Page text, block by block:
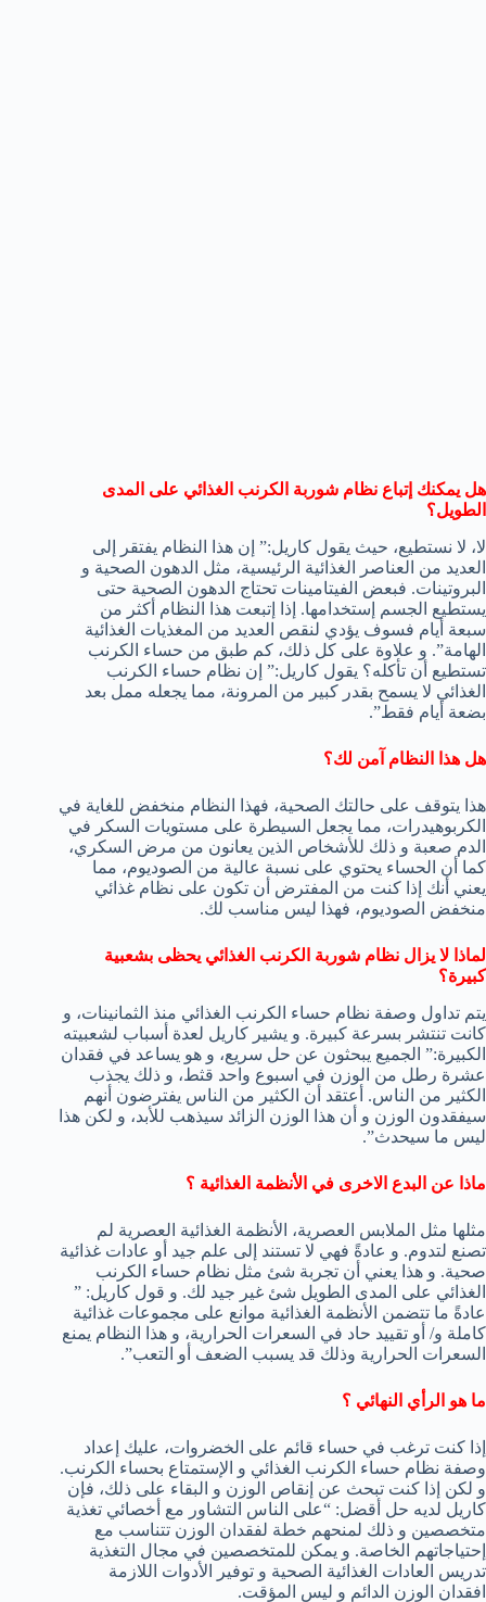
هل يمكنك إتباع نظام شوربة الكرنب الغذائي على المدى
الطويل؟
لا، لا نستطيع، حيث يقول كاريل:” إن هذا النظام يفتقر إلى
العديد من العناصر الغذائية الرئيسية، مثل الدهون الصحية و
البروتينات. فبعض الفيتامينات تحتاج الدهون الصحية حتى
يستطيع الجسم إستخدامها. إذا إتبعت هذا النظام أكثر من
سبعة أيام فسوف يؤدي لنقص العديد من المغذيات الغذائية
الهامة”. و علاوة على كل ذلك، كم طبق من حساء الكرنب
تستطيع أن تأكله؟ يقول كاريل:” إن نظام حساء الكرنب
الغذائي لا يسمح بقدر كبير من المرونة، مما يجعله ممل بعد
بضعة أيام فقط”.
هل هذا النظام آمن لك؟
هذا يتوقف على حالتك الصحية، فهذا النظام منخفض للغاية في
الكربوهيدرات، مما يجعل السيطرة على مستويات السكر في
الدم صعبة و ذلك للأشخاص الذين يعانون من مرض السكري،
كما أن الحساء يحتوي على نسبة عالية من الصوديوم، مما
يعني أنك إذا كنت من المفترض أن تكون على نظام غذائي
منخفض الصوديوم، فهذا ليس مناسب لك.
لماذا لا يزال نظام شوربة الكرنب الغذائي يحظى بشعبية
كبيرة؟
يتم تداول وصفة نظام حساء الكرنب الغذائي منذ الثمانينات، و
كانت تنتشر بسرعة كبيرة. و يشير كاريل لعدة أسباب لشعبيته
الكبيرة:” الجميع يبحثون عن حل سريع، و هو يساعد في فقدان
عشرة رطل من الوزن في اسبوع واحد قثط، و ذلك يجذب
الكثير من الناس. أعتقد أن الكثير من الناس يفترضون أنهم
سيفقدون الوزن و أن هذا الوزن الزائد سيذهب للأبد، و لكن هذا
ليس ما سيحدث”.
ماذا عن البدع الاخرى في الأنظمة الغذائية ؟
مثلها مثل الملابس العصرية، الأنظمة الغذائية العصرية لم
تصنع لتدوم. و عادةً فهي لا تستند إلى علم جيد أو عادات غذائية
صحية. و هذا يعني أن تجربة شئ مثل نظام حساء الكرنب
الغذائي على المدى الطويل شئ غير جيد لك. و قول كاريل: ”
عادةً ما تتضمن الأنظمة الغذائية موانع على مجموعات غذائية
كاملة و/ أو تقييد حاد في السعرات الحرارية، و هذا النظام يمنع
السعرات الحرارية وذلك قد يسبب الضعف أو التعب”.
ما هو الرأي النهائي ؟
إذا كنت ترغب في حساء قائم على الخضروات، عليك إعداد
وصفة نظام حساء الكرنب الغذائي و الإستمتاع بحساء الكرنب.
و لكن إذا كنت تبحث عن إنقاص الوزن و البقاء على ذلك، فإن
كاريل لديه حل أقضل: “على الناس التشاور مع أخصائي تغذية
متخصصين و ذلك لمنحهم خطة لفقدان الوزن تتناسب مع
إحتياجاتهم الخاصة. و يمكن للمتخصصين في مجال التغذية
تدريس العادات الغذائية الصحية و توفير الأدوات اللازمة
افقدان الوزن الدائم و ليس المؤقت.